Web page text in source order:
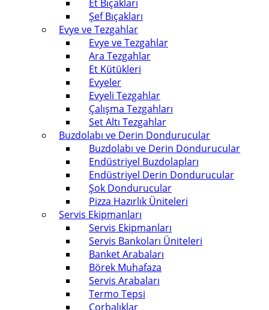
Et Bıçakları
Şef Bıçakları
Evye ve Tezgahlar
Evye ve Tezgahlar
Ara Tezgahlar
Et Kütükleri
Evyeler
Evyeli Tezgahlar
Çalışma Tezgahları
Set Altı Tezgahlar
Buzdolabı ve Derin Dondurucular
Buzdolabı ve Derin Dondurucular
Endüstriyel Buzdolapları
Endüstriyel Derin Dondurucular
Şok Dondurucular
Pizza Hazırlık Üniteleri
Servis Ekipmanları
Servis Ekipmanları
Servis Bankoları Üniteleri
Banket Arabaları
Börek Muhafaza
Servis Arabaları
Termo Tepsi
Çorbalıklar